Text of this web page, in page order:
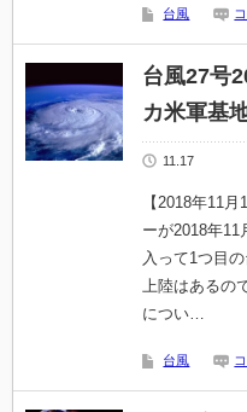
台風
台風27号
カ米軍基
11.17
【2018年11
ーが2018年11
入って1つ目
上陸はあるの
につい…
台風